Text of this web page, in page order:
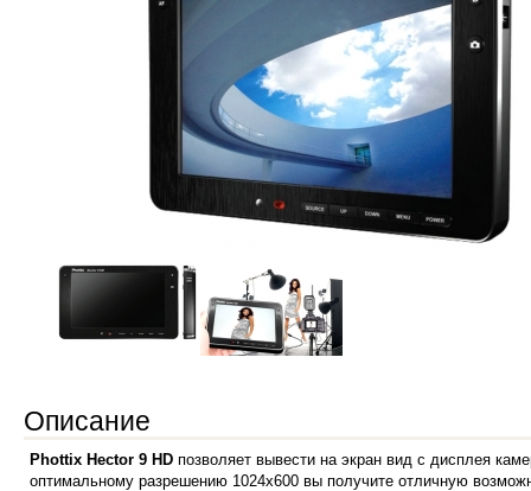
Описание
Phottix Hector 9 HD позволяет вывести на экран вид с дисплея
оптимальному разрешению 1024x600 вы получите отличную